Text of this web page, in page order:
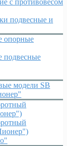
подвесные и
опорные
подвесные
модели SB